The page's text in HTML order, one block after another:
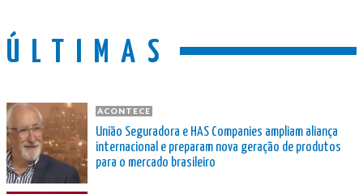
ÚLTIMAS
ACONTECE
União Seguradora e HAS Companies ampliam aliança
internacional e preparam nova geração de produtos
para o mercado brasileiro